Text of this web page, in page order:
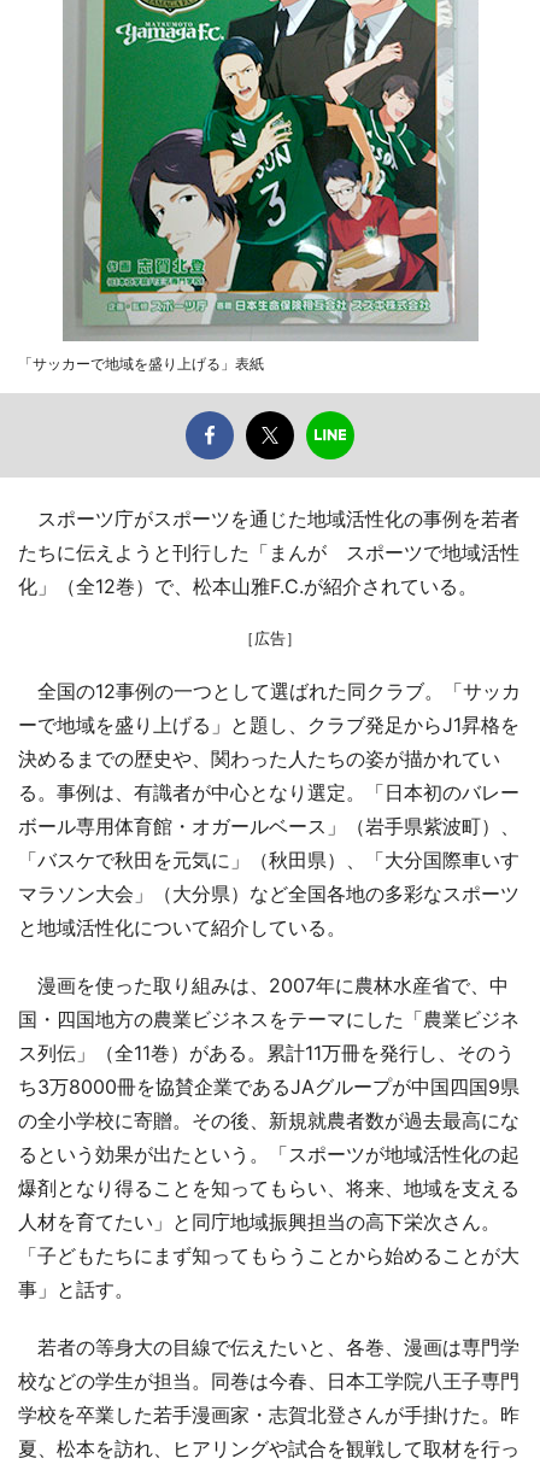
「サッカーで地域を盛り上げる」表紙
スポーツ庁がスポーツを通じた地域活性化の事例を若者
たちに伝えようと刊行した「まんが スポーツで地域活性
化」（全12巻）で、松本山雅F.C.が紹介されている。
［広告］
全国の12事例の一つとして選ばれた同クラブ。「サッカ
ーで地域を盛り上げる」と題し、クラブ発足からJ1昇格を
決めるまでの歴史や、関わった人たちの姿が描かれてい
る。事例は、有識者が中心となり選定。「日本初のバレー
ボール専用体育館・オガールベース」（岩手県紫波町）、
「バスケで秋田を元気に」（秋田県）、「大分国際車いす
マラソン大会」（大分県）など全国各地の多彩なスポーツ
と地域活性化について紹介している。
漫画を使った取り組みは、2007年に農林水産省で、中
国・四国地方の農業ビジネスをテーマにした「農業ビジネ
ス列伝」（全11巻）がある。累計11万冊を発行し、そのう
ち3万8000冊を協賛企業であるJAグループが中国四国9県
の全小学校に寄贈。その後、新規就農者数が過去最高にな
るという効果が出たという。「スポーツが地域活性化の起
爆剤となり得ることを知ってもらい、将来、地域を支える
人材を育てたい」と同庁地域振興担当の高下栄次さん。
「子どもたちにまず知ってもらうことから始めることが大
事」と話す。
若者の等身大の目線で伝えたいと、各巻、漫画は専門学
校などの学生が担当。同巻は今春、日本工学院八王子専門
学校を卒業した若手漫画家・志賀北登さんが手掛けた。昨
夏、松本を訪れ、ヒアリングや試合を観戦して取材を行っ